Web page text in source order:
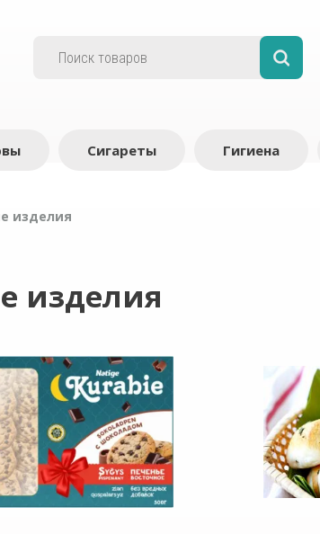
Сигареты Гигиена
изделия
изделия